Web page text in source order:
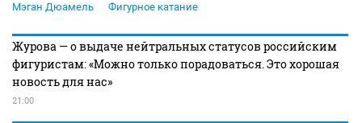
Мэган Дюамель Фигурное катание
Журова — о выдаче нейтральных статусов российским
фигуристам: «Можно только порадоваться. Это хорошая
новость для нас»
21:00